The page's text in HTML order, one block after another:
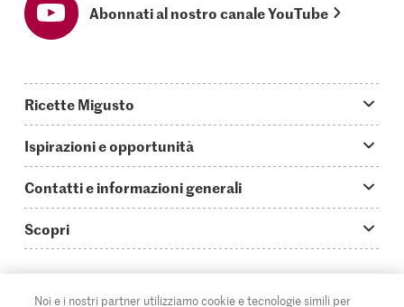
Abonnati al nostro canale YouTube
Ricette Migusto
Oggi cucino
Piatti principali
Ricette semplici & veloci
Ispirazioni e opportunità
Storie
Video How to
Contatti e informazioni generali
Guida alle abbreviazioni
Contatti
Scopri
Migros Online
Noi e i nostri partner utilizziamo cookie e tecnologie simili per